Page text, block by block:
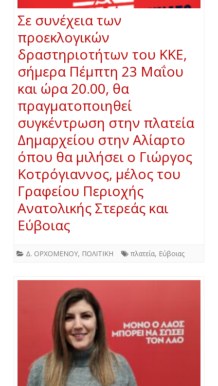
Σε συνέχεια των
προεκλογικών
δραστηριοτήτων του ΚΚΕ,
σήμερα Πέμπτη 23 Μαΐου
και ώρα 20.00, θα
πραγματοποιηθεί
συγκέντρωση στην πλατεία
Δημαρχείου στην Αλίαρτο
όπου θα μιλήσει ο Γιώργος
Κοτρόγιαννος, μέλος του
Γραφείου Περιοχής
Ανατολικής Στερεάς και
Εύβοιας
Δ. ΟΡΧΟΜΕΝΟΥ, ΠΟΛΙΤΙΚΗ πλατεία, Εύβοιας